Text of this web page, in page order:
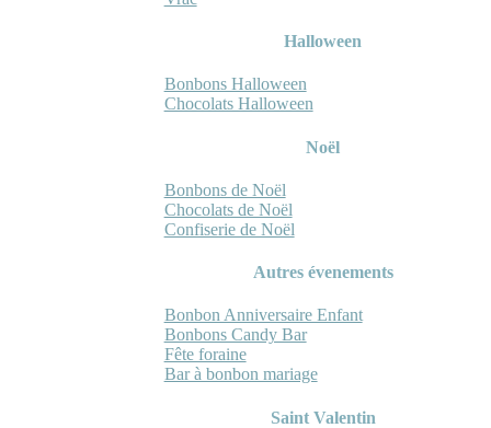
Halloween
Bonbons Halloween
Chocolats Halloween
Noël
Bonbons de Noël
Chocolats de Noël
Confiserie de Noël
Autres évenements
Bonbon Anniversaire Enfant
Bonbons Candy Bar
Fête foraine
Bar à bonbon mariage
Saint Valentin